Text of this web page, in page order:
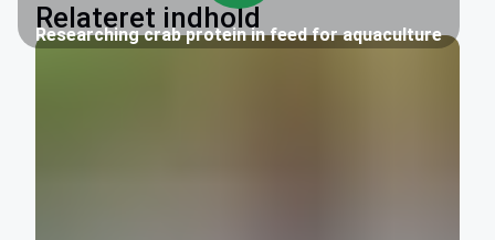
Researching crab protein in feed for aquaculture
Relateret indhold